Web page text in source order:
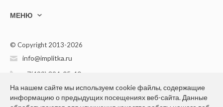
МЕНЮ
© Copyright 2013-2026
info@implitka.ru
+7(499) 394-05-40
На нашем сайте мы используем cookie файлы, содержащие
информацию о предыдущих посещениях веб-сайта. Данные